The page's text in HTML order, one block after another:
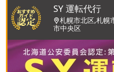
SY 運転代行
札幌市北区,札幌
市中央区